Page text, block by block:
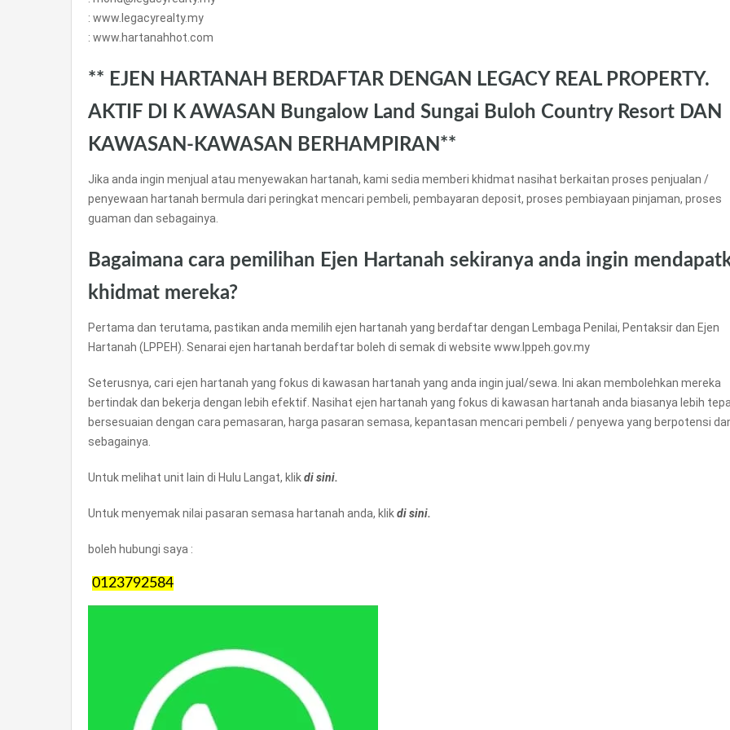
: www.legacyrealty.my
: www.hartanahhot.com
** EJEN HARTANAH BERDAFTAR DENGAN LEGACY REAL PROPERTY.
AKTIF DI K AWASAN Bungalow Land Sungai Buloh Country Resort DAN
KAWASAN-KAWASAN BERHAMPIRAN**
Jika anda ingin menjual atau menyewakan hartanah, kami sedia memberi khidmat nasihat berkaitan proses penjualan /
penyewaan hartanah bermula dari peringkat mencari pembeli, pembayaran deposit, proses pembiayaan pinjaman, proses
guaman dan sebagainya.
Bagaimana cara pemilihan Ejen Hartanah sekiranya anda ingin
khidmat mereka?
Pertama dan terutama, pastikan anda memilih ejen hartanah yang berdaftar dengan Lembaga Penilai, Pentaksir dan Ejen
Hartanah (LPPEH). Senarai ejen hartanah berdaftar boleh di semak di website www.lppeh.gov.my
Seterusnya, cari ejen hartanah yang fokus di kawasan hartanah yang anda ingin jual/sewa. Ini akan membolehkan mereka
bertindak dan bekerja dengan lebih efektif. Nasihat ejen hartanah yang fokus di kawasan hartanah anda biasanya lebih
bersesuaian dengan cara pemasaran, harga pasaran semasa, kepantasan mencari pembeli / penyewa yang berpotensi
sebagainya.
Untuk melihat unit lain di Hulu Langat, klikdi sini.
Untuk menyemak nilai pasaran semasa hartanah anda, klikdi sini.
boleh hubungi saya :
0123792584